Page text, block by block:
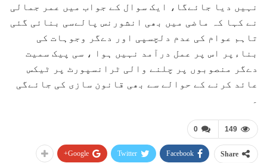
نہیں دیا جائےگا، ایک سوال کے جواب میں عمر جمالی
نے کہا کہ ماضی میں بھی انشورنس پالےسی بنائی گئی
تاہم عوام کی عدم دلچسپی اور دےگر وجوہات کی
بناءپر اس پر عمل درآمد نہیں ہوا ، سی پیک سمیت
دےگر منصوبوں پر چلنے والی ٹرانسپورٹ پر ٹیکس
عائد کرنے کے حوالے سے بھی قانون سازی کی جائےگی
۔
0 149
Share
Facebook
Twitter
Google+